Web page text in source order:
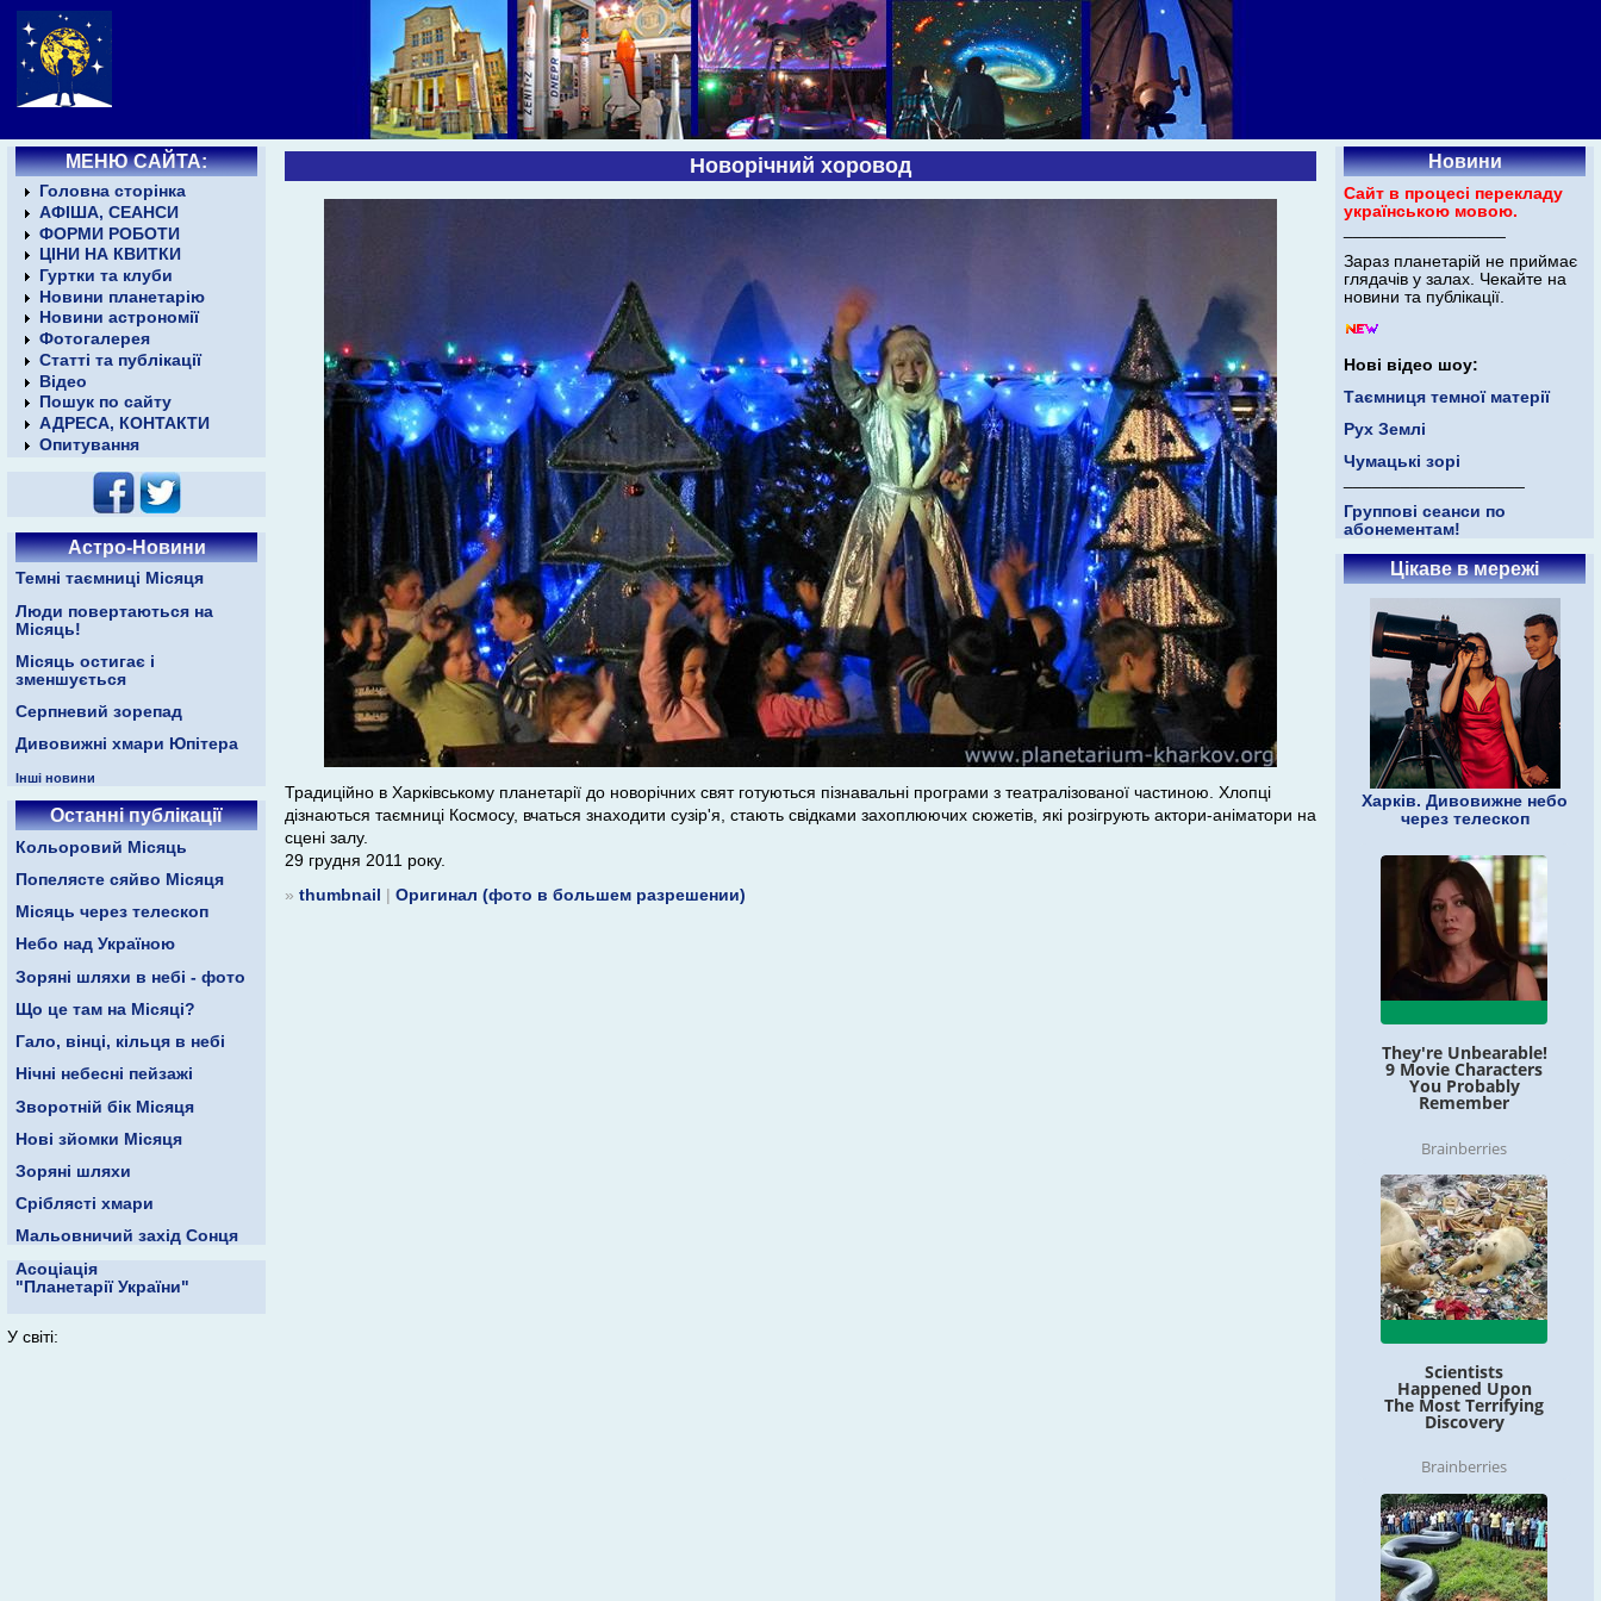
МЕНЮ САЙТА:
Головна сторінка
АФІША, СЕАНСИ
ФОРМИ РОБОТИ
ЦІНИ НА КВИТКИ
Гуртки та клуби
Новини планетарію
Новини астрономії
Фотогалерея
Статті та публікації
Відео
Пошук по сайту
АДРЕСА, КОНТАКТИ
Опитування
Астро-Новини
Темні таємниці Місяця
Люди повертаються на
Місяць!
Місяць остигає і
зменшується
Серпневий зорепад
Дивовижні хмари Юпітера
Інші новини
Останні публікації
Кольоровий Місяць
Попелясте сяйво Місяця
Місяць через телескоп
Небо над Україною
Зоряні шляхи в небі - фото
Що це там на Місяці?
Гало, вінці, кільця в небі
Нічні небесні пейзажі
Зворотній бік Місяця
Нові зйомки Місяця
Зоряні шляхи
Сріблясті хмари
Мальовничий захід Сонця
Асоціація
"Планетарії України"
У світі:
Новорічний хоровод
Традиційно в Харківському планетарії до новорічних свят готуються пізнавальні програми з театралізованої частиною. Хлопці
дізнаються таємниці Космосу, вчаться знаходити сузір'я, стають свідками захоплюючих сюжетів, які розігрують актори-аніматори на
сцені залу.
29 грудня 2011 року.
» thumbnail Оригинал (фото в большем разрешении)
Новини
Сайт в процесі перекладу
українською мовою.
Зараз планетарій не приймає
глядачів у залах. Чекайте на
новини та публікації.
Нові відео шоу:
Таємниця темної матерії
Рух Землі
Чумацькі зорі
Группові сеанси по
абонементам!
Цікаве в мережі
Харків. Дивовижне небо
через телескоп